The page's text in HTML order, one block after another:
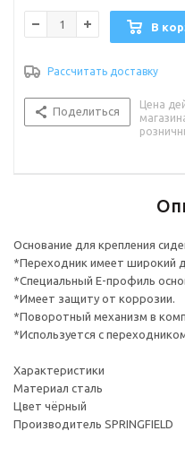
Цвет чёрный
Производитель SPRINGFIELD
В
Рассчитать доставку
Поделиться
Цена
Основание для крепления
*Переходник имеет широкий
*Специальный Е-профиль
*Имеет защиту от коррозии.
*Поворотный механизм в
*Используется с
Характеристики
Материал сталь
Цвет чёрный
Производитель SPRINGFIELD